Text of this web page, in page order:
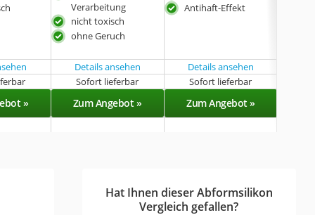
Verarbeitung
nicht toxisch
ohne Geruch
Antihaft-Effekt
Details ansehen Details ansehen
Sofort lieferbar Sofort lieferbar
» Zum Angebot » Zum Angebot »
Hat Ihnen dieser Abformsilikon
Vergleich gefallen?